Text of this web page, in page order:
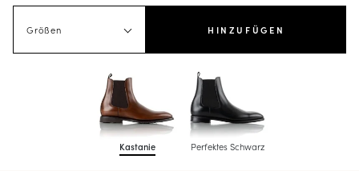
Größen HINZUFÜGEN
Kastanie Perfektes Schwarz